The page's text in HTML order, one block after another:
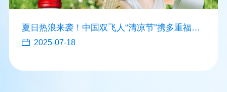
夏日热浪来袭！中国双飞人“清凉节”携多重福利
消暑降温
2025-07-18